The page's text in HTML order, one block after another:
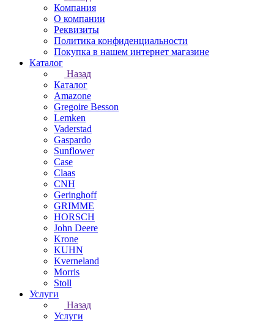
Компания
О компании
Реквизиты
Политика конфиденциальности
Покупка в нашем интернет магазине
Каталог
Назад
Каталог
Amazone
Gregoire Besson
Lemken
Vaderstad
Gaspardo
Sunflower
Case
Claas
CNH
Geringhoff
GRIMME
HORSCH
John Deere
Krone
KUHN
Kverneland
Morris
Stoll
Услуги
Назад
Услуги